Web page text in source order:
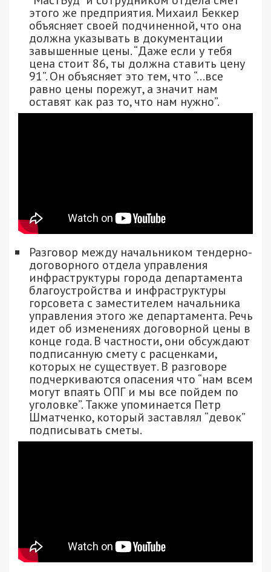
этого же предприятия. Михаил Беккер
объясняет своей подчиненной, что она
должна указывать в документации
завышенные цены. “Даже если у тебя
цена стоит 86, ты должна ставить цену
91”. Он объясняет это тем, что “…все
равно цены порежут, а значит нам
оставят как раз то, что нам нужно”.
Разговор между начальником тендерно-
договорного отдела управления
инфраструктуры города департамента
благоустройства и инфраструктуры
горсовета с заместителем начальника
управления этого же департамента. Речь
идет об изменениях договорной цены в
конце года. В частности, они обсуждают
подписанную смету с расценками,
которых не существует. В разговоре
подчеркиваются опасения что “нам всем
могут впаять ОПГ и мы все пойдем по
уголовке”. Также упоминается Петр
Шматченко, который заставлял “девок”
подписывать сметы.